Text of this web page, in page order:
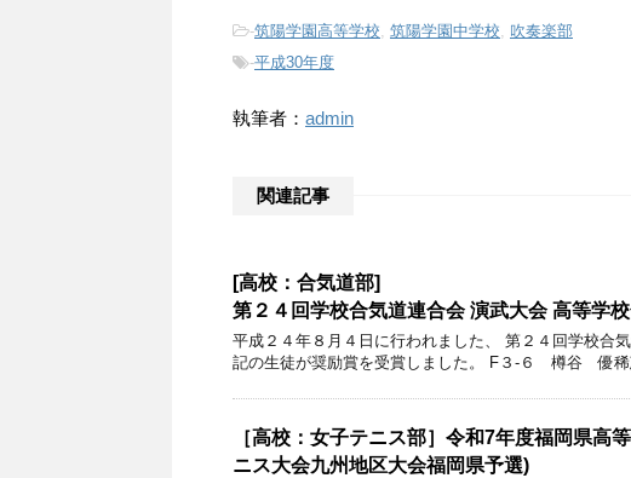
-筑陽学園高等学校, 筑陽学園中学校, 吹奏楽部
-平成30年度
執筆者： admin
関連記事
[高校：合気道部]
第２４回学校合気道連合会 演武大会 高等学
平成２４年８月４日に行われました、 第２４回学校合
記の生徒が奨励賞を受賞しました。 F３-６ 樽谷 優
［高校：女子テニス部］令和7年度福岡県高
ニス大会九州地区大会福岡県予選)